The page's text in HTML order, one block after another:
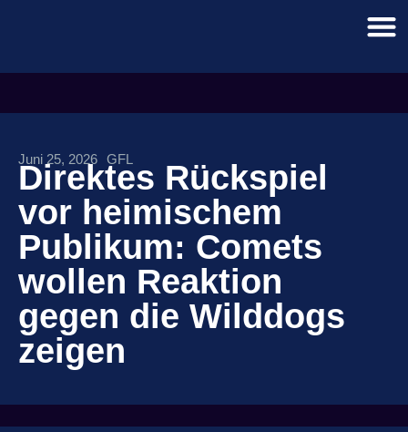
Juni 25, 2026 GFL
Direktes Rückspiel
vor heimischem
Publikum: Comets
wollen Reaktion
gegen die Wilddogs
zeigen